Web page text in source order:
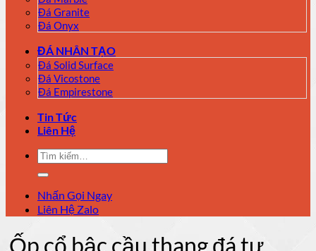
Đá Granite
Đá Onyx
ĐÁ NHÂN TẠO
Đá Solid Surface
Đá Vicostone
Đá Empirestone
Tin Tức
Liên Hệ
Tìm
kiếm:
Nhấn Gọi Ngay
Liên Hệ Zalo
Ốp cổ bậc cầu thang đá tự